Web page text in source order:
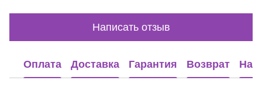
Написать отзыв
Оплата Доставка Гарантия Возврат